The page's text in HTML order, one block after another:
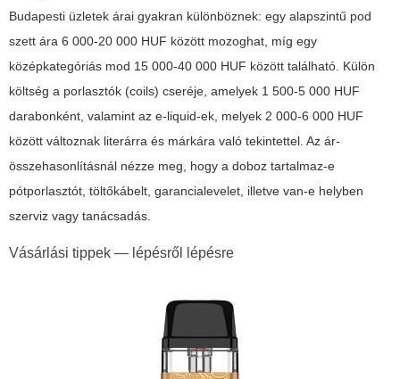
Budapesti üzletek árai gyakran különböznek: egy alapszintű pod
szett ára 6 000-20 000 HUF között mozoghat, míg egy
középkategóriás mod 15 000-40 000 HUF között található. Külön
költség a porlasztók (coils) cseréje, amelyek 1 500-5 000 HUF
darabonként, valamint az e-liquid-ek, melyek 2 000-6 000 HUF
között változnak literárra és márkára való tekintettel. Az ár-
összehasonlításnál nézze meg, hogy a doboz tartalmaz-e
pótporlasztót, töltőkábelt, garancialevelet, illetve van-e helyben
szerviz vagy tanácsadás.
Vásárlási tippek — lépésről lépésre